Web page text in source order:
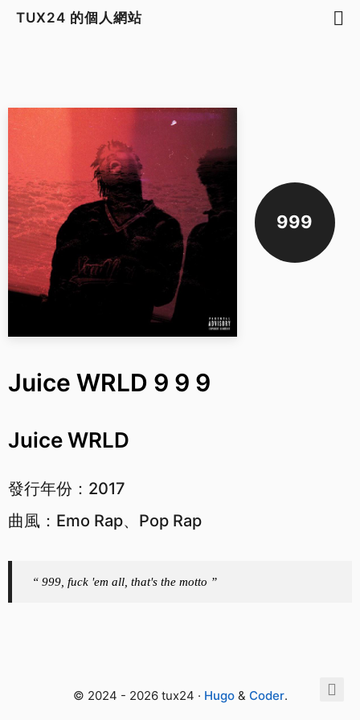
TUX24 的個人網站
999
Juice WRLD 9 9 9
Juice WRLD
發行年份：2017
曲風：Emo Rap、Pop Rap
“ 999, fuck 'em all, that's the motto ”
© 2024 - 2026 tux24 · Hugo& Coder.